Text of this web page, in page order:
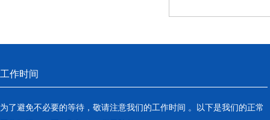
工作时间
为了避免不必要的等待，敬请注意我们的工作时间 。以下是我们的正常